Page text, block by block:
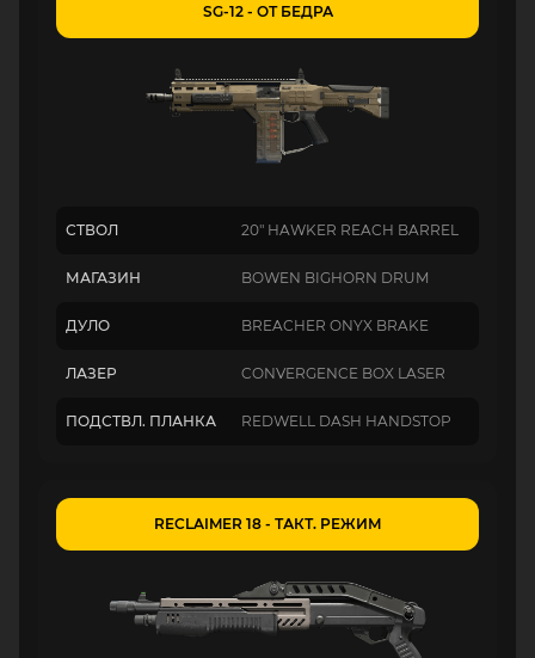
SG-12 - ОТ БЕДРА
СТВОЛ 20" HAWKER REACH BARREL
МАГАЗИН BOWEN BIGHORN DRUM
ДУЛО BREACHER ONYX BRAKE
ЛАЗЕР CONVERGENCE BOX LASER
ПОДСТВЛ. ПЛАНКА REDWELL DASH HANDSTOP
RECLAIMER 18 - ТАКТ. РЕЖИМ